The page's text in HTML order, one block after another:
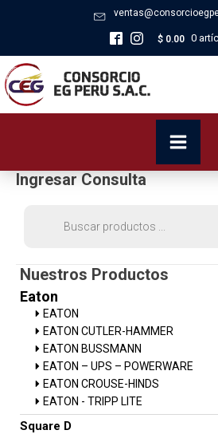
$ 0.00 0
Ingresar Consulta
Nuestros Productos
Eaton
EATON
EATON CUTLER-HAMMER
EATON BUSSMANN
EATON – UPS – POWERWARE
EATON CROUSE-HINDS
EATON - TRIPP LITE
Square D